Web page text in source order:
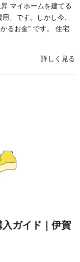
マイホームを建てる
」です。しかし今、
るお金” です。 住宅
詳しく見る
ガイド｜伊賀